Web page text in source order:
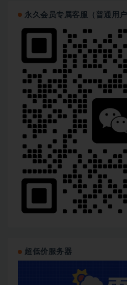
永久会员专属客服（普通用
超低价服务器